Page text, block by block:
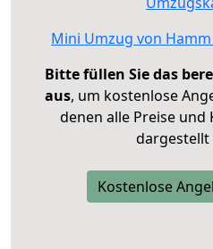
Mini Umzug von
Bitte füllen Sie das
aus, um kostenlose
denen alle Preise
dargestellt
Kostenlose